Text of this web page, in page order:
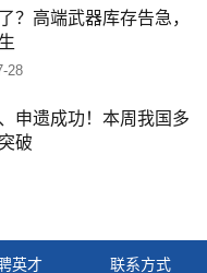
？高端武器库存告急，
28
申遗成功！本周我国多
破
英才 联系方式